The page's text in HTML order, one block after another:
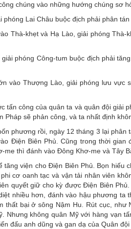
chúng vào những hướng chúng sơ
Lai Châu buộc địch phải phân
Thà-khẹt và Hạ Lào, giải phóng
phóng Công-tum buộc địch phải
vào Thượng Lào, giải phóng lưu vực
tấn công của quân ta và quân đội giải
sẽ phản công, và ta nhất định
phương rồi, ngày 12 tháng 3 lại
Điện Biên Phủ. Cũng trong thời
thì đánh vào Đông Khơ-me và Tây
viện cho Điện Biên Phủ. Bọn hiếu
cơ oanh tạc và vận tải nhân viên
quyết giữ cho kỳ được Điện Biên
nhiều hơn, đánh vào hậu phương ta
thất bại ở sông Nậm Hu. Rút cục,
Nhưng không quân Mỹ với hàng vạn
đấu anh dũng và gan dạ của Quân